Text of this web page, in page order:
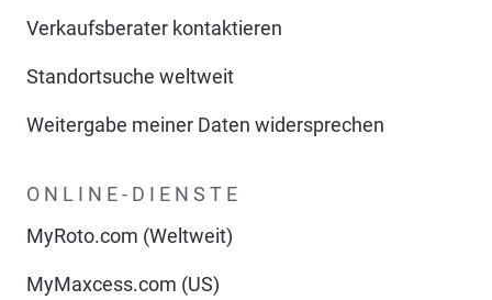
Verkaufsberater kontaktieren
Standortsuche weltweit
Weitergabe meiner Daten widersprechen
ONLINE-DIENSTE
MyRoto.com (Weltweit)
MyMaxcess.com (US)